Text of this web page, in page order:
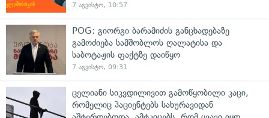
7 აგვისტო, 10:57
POG: გიორგი ბარამიძის განცხადებაზე
გამოძიება სამშობლოს ღალატისა და
საბოტაჟის ფაქტზე დაიწყო
7 აგვისტო, 09:31
ცელიანი სიკვდილივით გამოწყობილი კაცი,
რომელიც პაციენტებს სახურავიდან